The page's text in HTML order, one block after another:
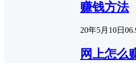
赚钱方法
20年5月10日 0
网上怎么